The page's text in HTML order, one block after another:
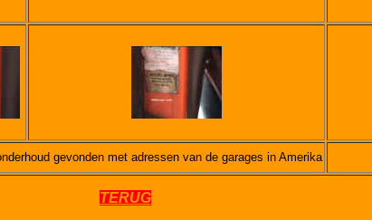
gevonden met adressen van de garages in Amerika
TERUG